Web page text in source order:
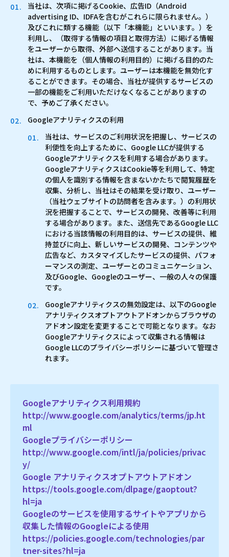
当社は、次項に掲げるCookie、広告ID（Android
advertising ID、IDFAを含むがこれらに限られません。）
及びこれに類する機能（以下「本機能」といいます。）を
利用し、（取得する情報の項目と取得方法）に掲げる情報
をユーザーから取得、外部へ送信することがあります。当
社は、本機能を（個人情報の利用目的）に掲げる目的のた
めに利用するものとします。ユーザーは本機能を無効化す
ることができます。その場合、当社が提供するサービスの
一部の機能をご利用いただけなくなることがありますの
で、予めご了承ください。
Googleアナリティクスの利用
当社は、サービスのご利用状況を把握し、サービスの
利便性を向上するために、Google LLCが提供する
Googleアナリティクスを利用する場合があります。
GoogleアナリティクスはCookie等を利用して、特定
の個人を識別する情報を含まないかたちで閲覧履歴を
収集、分析し、当社はその結果を受け取り、ユーザー
（当社ウェブサイトの訪問者を含みます。）の利用状
況を把握することで、サービスの開発、改善等に利用
する場合があります。また、送信先であるGoogle LLC
における当該情報の利用目的は、サービスの提供、維
持並びに向上、新しいサービスの開発、コンテンツや
広告など、カスタマイズしたサービスの提供、パフォ
ーマンスの測定、ユーザーとのコミュニケーション、
及びGoogle、Googleのユーザー、一般の人々の保護
です。
Googleアナリティクスの無効設定は、以下のGoogle
アナリティクスオプトアウトアドオンからブラウザの
アドオン設定を変更することで可能となります。なお
Googleアナリティクスによって収集される情報は
Google LLCのプライバシーポリシーに基づいて管理さ
れます。
Googleアナリティクス利用規約
http://www.google.com/analytics/terms/jp.ht
ml
Googleプライバシーポリシー
http://www.google.com/intl/ja/policies/privac
y/
Google アナリティクスオプトアウトアドオン
https://tools.google.com/dlpage/gaoptout?
hl=ja
Googleのサービスを使用するサイトやアプリから
収集した情報のGoogleによる使用
https://policies.google.com/technologies/par
tner-sites?hl=ja